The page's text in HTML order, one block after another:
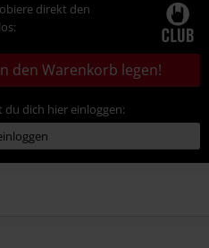
direkt den
den Warenkorb legen!
dich hier einloggen: